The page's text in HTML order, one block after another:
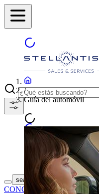
search button - icon
CONCESIONARIO
/
Guía del automóvil